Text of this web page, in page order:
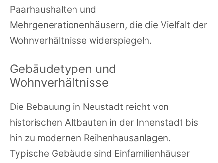
Paarhaushalten und
Mehrgenerationenhäusern, die die Vielfalt der
Wohnverhältnisse widerspiegeln.
Gebäudetypen und
Wohnverhältnisse
Die Bebauung in Neustadt reicht von
historischen Altbauten in der Innenstadt bis
hin zu modernen Reihenhausanlagen.
Typische Gebäude sind Einfamilienhäuser